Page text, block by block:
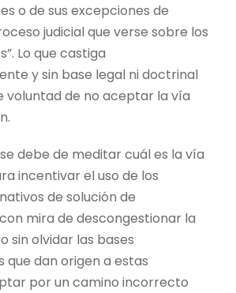
o de sus excepciones de
judicial que verse sobre los
Lo que castiga
y sin base legal ni doctrinal
voluntad de no aceptar la vía
debe de meditar cuál es la vía
incentivar el uso de los
de solución de
mira de descongestionar la
sin olvidar las bases
que dan origen a estas
por un camino incorrecto